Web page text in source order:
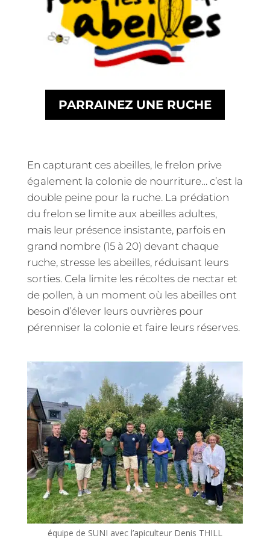
PARRAINEZ UNE RUCHE
En capturant ces abeilles, le frelon prive
également la colonie de nourriture… c’est la
double peine pour la ruche. La prédation
du frelon se limite aux abeilles adultes,
mais leur présence insistante, parfois en
grand nombre (15 à 20) devant chaque
ruche, stresse les abeilles, réduisant leurs
sorties. Cela limite les récoltes de nectar et
de pollen, à un moment où les abeilles ont
besoin d’élever leurs ouvrières pour
pérenniser la colonie et faire leurs réserves.
équipe de SUNI avec l’apiculteur Denis THILL